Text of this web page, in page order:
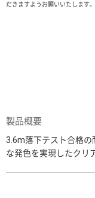
だきますようお願いいたします。
製品概要
3.6m落下テスト合格
な発色を実現したクリ